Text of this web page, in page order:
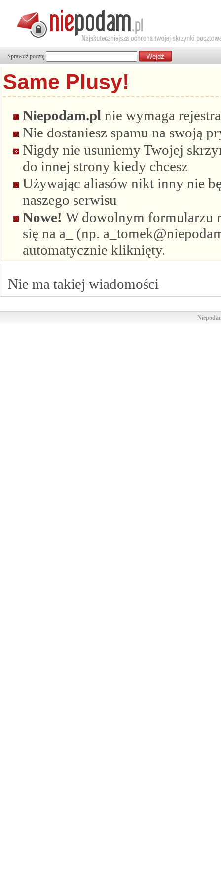
Sprawdź pocztę
Same Plusy!
Niepodam.pl nie wymaga
Nie dostaniesz spamu na swoją
Nigdy nie usuniemy Twojej
do innej strony kiedy chcesz
Używając aliasów nikt inny nie
naszego serwisu
Nowe! W dowolnym formularzu
się na a_ (np.
automatycznie kliknięty.
Nie ma takiej wiadomości